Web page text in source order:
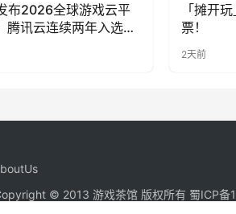
布2026全球游戏云平
腾讯云连续两年入选
「摊开
票！
2天前
© 2013 游戏茶馆 版权所有 蜀ICP备